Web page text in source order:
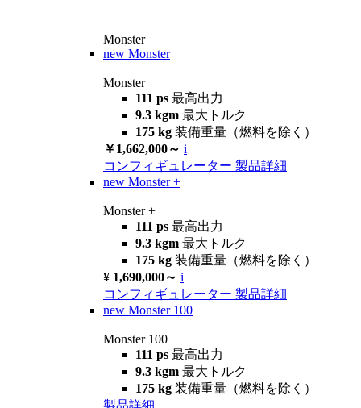
Monster
new Monster
Monster
111 ps 最高出力
9.3 kgm 最大トルク
175 kg 装備重量（燃料を除く）
￥1,662,000～ i
コンフィギュレーター 製品詳細
new Monster +
Monster +
111 ps 最高出力
9.3 kgm 最大トルク
175 kg 装備重量（燃料を除く）
¥ 1,690,000～ i
コンフィギュレーター 製品詳細
new Monster 100
Monster 100
111 ps 最高出力
9.3 kgm 最大トルク
175 kg 装備重量（燃料を除く）
製品詳細